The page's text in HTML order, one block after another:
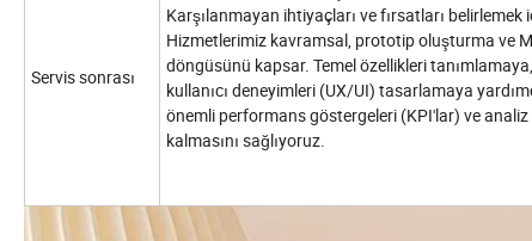
Servis sonrası
Karşılanmayan ihtiyaçları ve fırsatları
Hizmetlerimiz kavramsal, prototip oluşturma ve
döngüsünü kapsar. Temel özellikleri
kullanıcı deneyimleri (UX/UI) tasarlamaya
önemli performans göstergeleri (KPI'lar) ve
kalmasını sağlıyoruz.